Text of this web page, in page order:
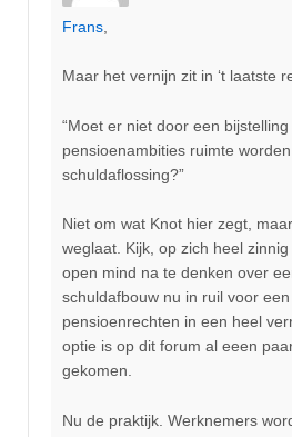
Frans
Maar het vernijn zit in ‘t laatste
“Moet er niet door een
pensioenambities ruimte
schuldaflossing?”
Niet om wat Knot hier zegt,
weglaat. Kijk, op zich heel
open mind na te denken over
schuldafbouw nu in ruil voor
pensioenrechten in een heel
optie is op dit forum al eeen
gekomen.
Nu de praktijk. Werknemers